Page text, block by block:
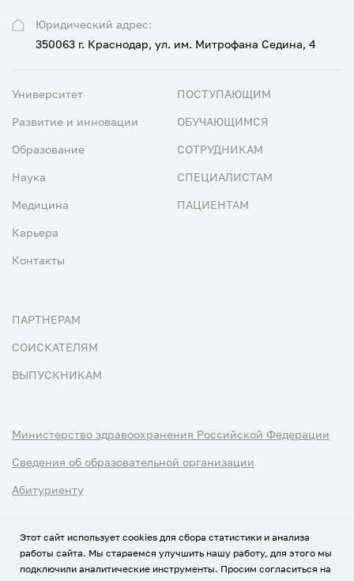
Юридический адрес:
350063 г. Краснодар, ул. им. Митрофана Седина, 4
Университет
Развитие и инновации
Образование
Наука
Медицина
Карьера
Контакты
ПОСТУПАЮЩИМ
ОБУЧАЮЩИМСЯ
СОТРУДНИКАМ
СПЕЦИАЛИСТАМ
ПАЦИЕНТАМ
ПАРТНЕРАМ
СОИСКАТЕЛЯМ
ВЫПУСКНИКАМ
Министерство здравоохранения Российской Федерации
Сведения об образовательной организации
Абитуриенту
Этот сайт использует cookies для сбора статистики и анализа
работы сайта. Мы стараемся улучшить нашу работу, для этого мы
подключили аналитические инструменты. Просим согласиться на